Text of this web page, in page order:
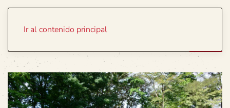
Ir al contenido principal